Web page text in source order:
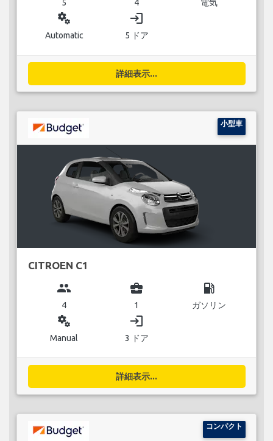
5 4 電気
miscellaneous_services
Automatic
login
5 ドア
詳細表示...
小型車
CITROEN C1
group
4
business_center
1
local_gas_station
ガソリン
miscellaneous_services
Manual
login
3 ドア
詳細表示...
コンパクト